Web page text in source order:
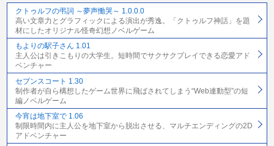
クトゥルフの弔詞 ～夢声慟哭～ 1.0.0.0
高い文章力とグラフィックによる演出が秀逸。「クトゥルフ神話」を題
材にしたオリジナル怪奇幻想ノベルゲーム
もよりの駅子さん 1.01
主人公は引きこもりの大学生。短時間でサクサクプレイできる恋愛アド
ベンチャー
セブンスコート 1.30
制作者が自ら構想したゲーム世界に飛ばされてしまう“Web連動型”の短
編ノベルゲーム
今宵は地下室で 1.06
制限時間内に主人公を地下室から脱出させる、マルチエンディングの2D
アドベンチャー